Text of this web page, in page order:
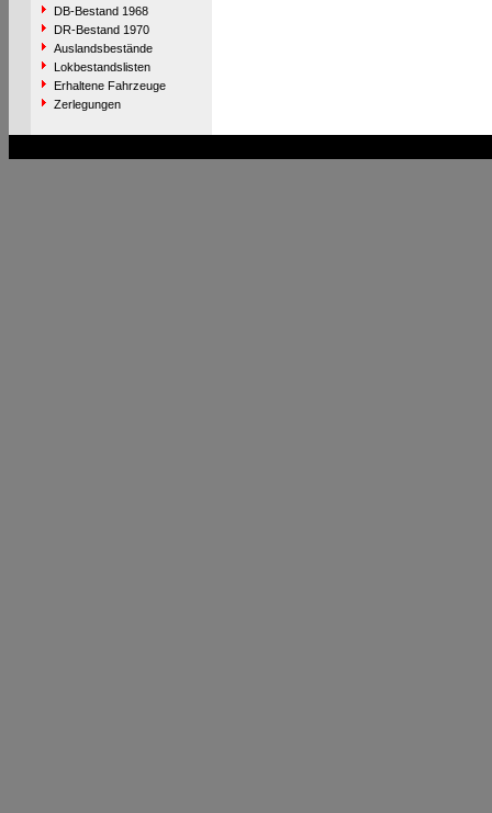
DB-Bestand 1968
DR-Bestand 1970
Auslandsbestände
Lokbestandslisten
Erhaltene Fahrzeuge
Zerlegungen